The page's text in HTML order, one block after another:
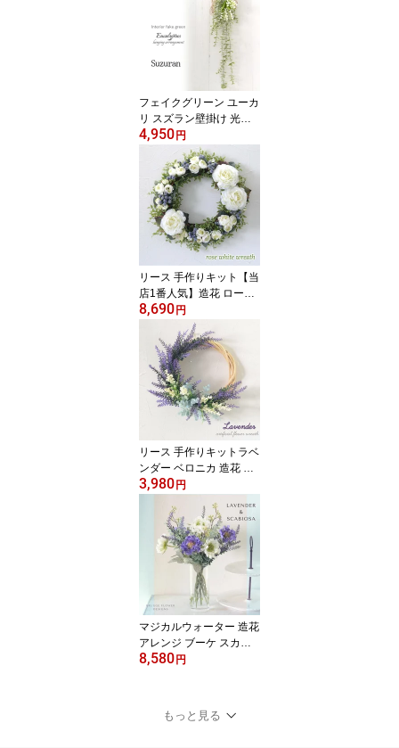
チ 結婚祝い 新築祝い 誕
生日祝い 結婚式 ナチュ
ラル おしゃれ 室外 リビ
ング 夏 夏 ヒマワリ 向日
葵 玄関リース 夏リース
アーティフィシャルフラ
ワー
フェイクグリーン ユーカ
リ スズラン壁掛け 光触
媒でニオイを分解！観葉
植物 インテリア グリー
ン グリーン リーフ造花
光触媒 造花 観葉植物造
花 新築祝い 結婚祝い 開
店祝い 移転祝い 開院祝
い お洒落 人気 北欧 シン
プル シルバー 受注制作
4,950 円
リース 手作りキット【当
店1番人気】造花 ローズ
ホワイトリースキット 材
料 ラナンキュラス 玄関
光触媒 人気 玄関 インテ
リアリース 手作り プレ
ゼント ウェルカムリース
新築祝い 結婚祝い 引っ
越し祝い 春 ハンドメイ
ド ナチュラル 結婚式 誕
生日 ギフト 薔薇 光触媒
8,690 円
リース 手作りキットラベ
ンダー ベロニカ 造花 可
愛い 手づくり 造花リー
ス インテリアリース 人
気 ウォールデコレーショ
ン 送料無料 工作 ナチュ
ラル カジュアル お洒落
春 夏 秋 冬ミニ小さめ 室
内 部屋 玄関リース 青紫
プレゼント ギフト
3,980 円
マジカルウォーター 造花
アレンジ ブーケ スカビ
オサ ブルー 白 紫 人気 お
ント 退職祝い 結婚祝い
新築祝い 贈り物 疑似
8,580 円
もっと見る